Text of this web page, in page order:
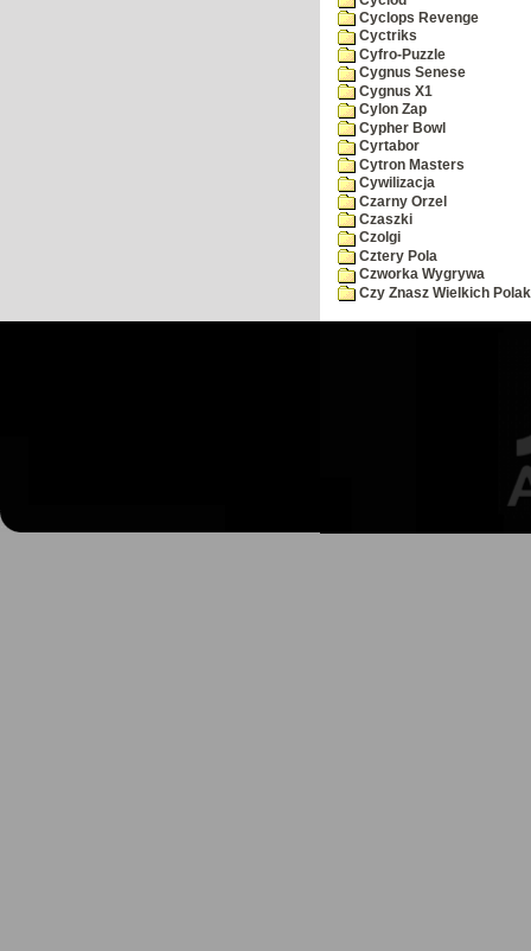
Cyclops Revenge
Cyctriks
Cyfro-Puzzle
Cygnus Senese
Cygnus X1
Cylon Zap
Cypher Bowl
Cyrtabor
Cytron Masters
Cywilizacja
Czarny Orzel
Czaszki
Czolgi
Cztery Pola
Czworka Wygrywa
Czy Znasz Wielkich